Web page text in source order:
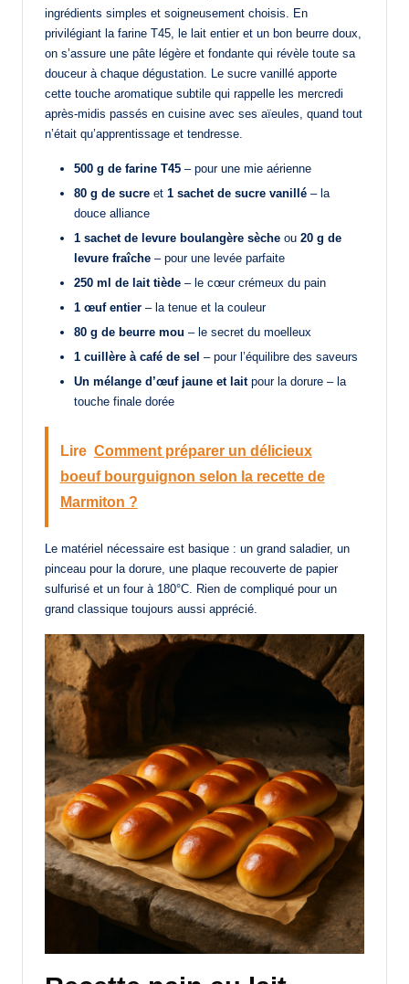
ingrédients simples et soigneusement choisis. En
privilégiant la farine T45, le lait entier et un bon beurre doux,
on s’assure une pâte légère et fondante qui révèle toute sa
douceur à chaque dégustation. Le sucre vanillé apporte
cette touche aromatique subtile qui rappelle les mercredi
après-midis passés en cuisine avec ses aïeules, quand tout
n’était qu’apprentissage et tendresse.
500 g de farine T45 – pour une mie aérienne
80 g de sucre et 1 sachet de sucre vanillé – la
douce alliance
1 sachet de levure boulangère sèche ou 20 g de
levure fraîche – pour une levée parfaite
250 ml de lait tiède – le cœur crémeux du pain
1 œuf entier – la tenue et la couleur
80 g de beurre mou – le secret du moelleux
1 cuillère à café de sel – pour l’équilibre des saveurs
Un mélange d’œuf jaune et laitpour la dorure – la
touche finale dorée
Lire Comment préparer un délicieux
boeuf bourguignon selon la recette de
Marmiton ?
Le matériel nécessaire est basique : un grand saladier, un
pinceau pour la dorure, une plaque recouverte de papier
sulfurisé et un four à 180°C. Rien de compliqué pour un
grand classique toujours aussi apprécié.